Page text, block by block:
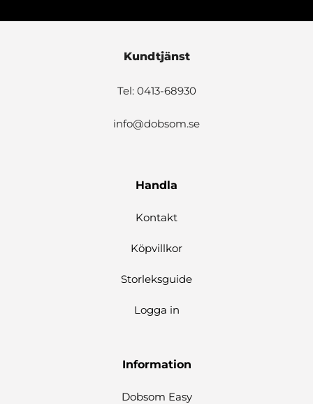
Kundtjänst
Tel: 0413-68930
info@dobsom.se
Handla
Kontakt
Köpvillkor
Storleksguide
Logga in
Information
Dobsom Easy